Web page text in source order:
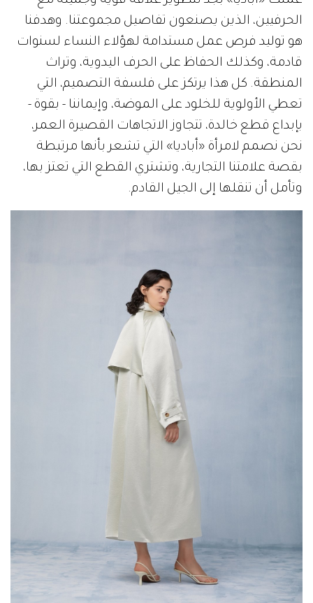
الحرفيين، الذين يصنعون تفاصيل مجموعتنا. وهدفنا
هو توليد فرص عمل مستدامة لهؤلاء النساء لسنوات
قادمة، وكذلك الحفاظ على الحرف اليدوية، وتراث
المنطقة. كل هذا يرتكز على فلسفة التصميم، التي
تعطي الأولوية للخلود على الموضة، وإيماننا - بقوة -
بإبداع قطع خالدة، تتجاوز الاتجاهات القصيرة العمر،
نحن نصمم لامرأة «أباديا» التي تشعر بأنها مرتبطة
بقصة علامتنا التجارية، وتشتري القطع التي تعتز بها،
وتأمل أن تنقلها إلى الجيل القادم.